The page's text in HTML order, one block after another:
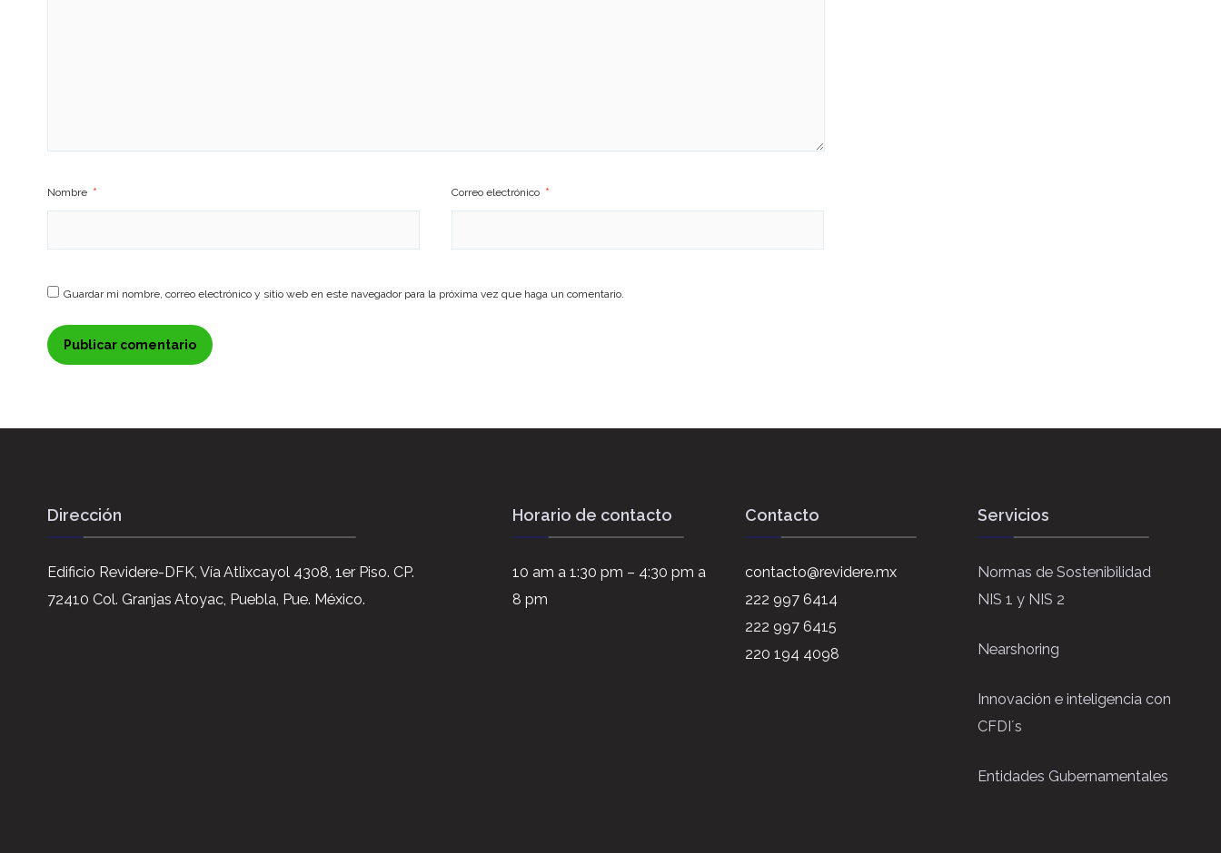
Nombre * Correo electrónico *
Guardar mi nombre, correo electrónico y sitio web en este navegador para la próxima vez que haga un comentario.
Dirección
Edificio Revidere-DFK, Vía Atlixcayol 4308, 1er Piso. CP.
72410 Col. Granjas Atoyac, Puebla, Pue. México.
Horario de contacto
10 am a 1:30 pm – 4:30 pm a
8 pm
Contacto
contacto@revidere.mx
222 997 6414
222 997 6415
220 194 4098
Servicios
Normas de Sostenibilidad
NIS 1 y NIS 2
Nearshoring
Innovación e inteligencia con
CFDI´s
Entidades Gubernamentales